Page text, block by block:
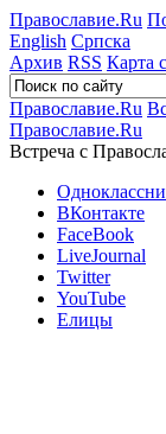
Православие.Ru
English Српска
Архив RSS Карта
Православие.Ru
Православие.Ru
Встреча с
ВКонтакте
FaceBook
LiveJournal
Twitter
YouTube
Елицы